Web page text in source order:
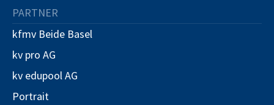
PARTNER
kfmv Beide Basel
kv pro AG
kv edupool AG
Portrait